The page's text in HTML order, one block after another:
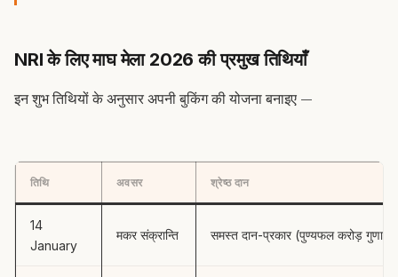
NRI के लिए माघ मेला 2026 की प्रमुख तिथियाँ
इन शुभ तिथियों के अनुसार अपनी बुकिंग की योजना बनाइए —
तिथि अवसर श्रेष्ठ दान
14
January
मकर संक्रान्ति समस्त दान-प्रकार (पुण्यफल करोड़ गुणा)